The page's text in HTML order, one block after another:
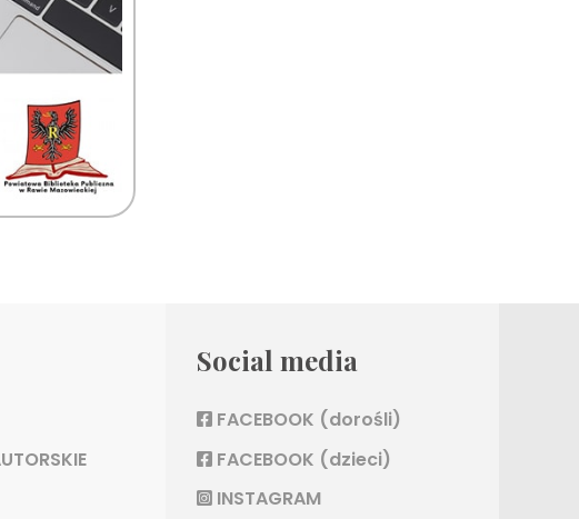
Social media
FACEBOOK (dorośli)
FACEBOOK (dzieci)
INSTAGRAM